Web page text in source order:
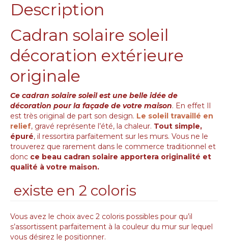
Description
Cadran solaire soleil
décoration extérieure
originale
Ce cadran solaire soleil est une belle idée de
décoration pour la façade de votre maison. En effet Il
est très original de part son design. Le soleil travaillé en
relief, gravé représente l’été, la chaleur. Tout simple,
épuré, il ressortira parfaitement sur les murs. Vous ne le
trouverez que rarement dans le commerce traditionnel et
donc ce beau cadran solaire apportera originalité et
qualité à votre maison.
existe en 2 coloris
Vous avez le choix avec 2 coloris possibles pour qu’il
s’assortissent parfaitement à la couleur du mur sur lequel
vous désirez le positionner.